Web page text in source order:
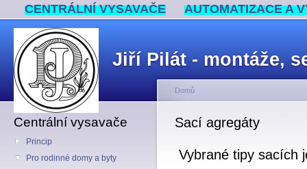
CENTRÁLNÍ VYSAVAČE AUTOMATIZACE A
Jiří Pilát - montáže,
Centrální vysavače
Princip
Pro rodinné domy a byty
Domů
Sací agregáty
Vybrané tipy sacích